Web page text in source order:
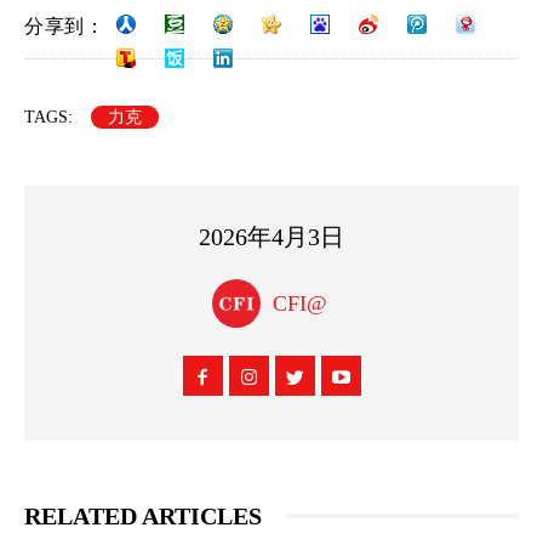
分享到：
TAGS: 力克
2026年4月3日
CFI@
RELATED ARTICLES